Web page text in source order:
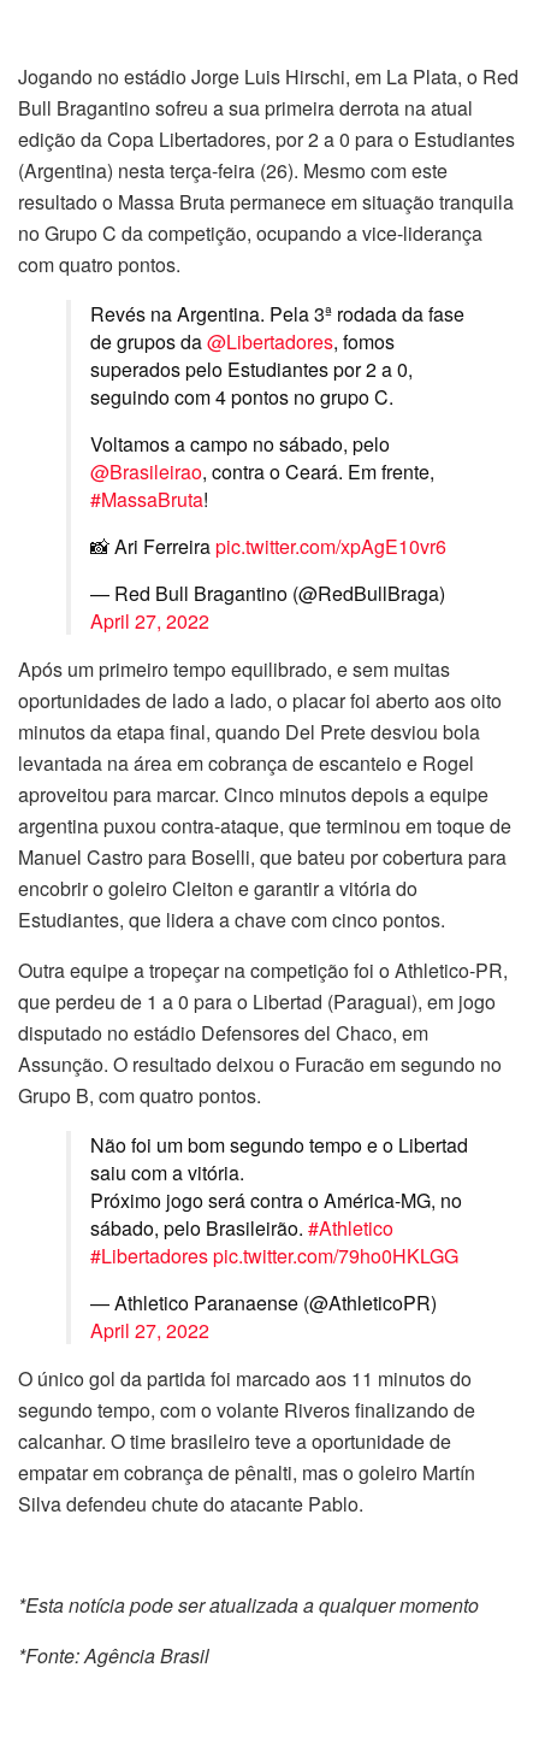
Jogando no estádio Jorge Luis Hirschi, em La Plata, o Red
Bull Bragantino sofreu a sua primeira derrota na atual
edição da Copa Libertadores, por 2 a 0 para o Estudiantes
(Argentina) nesta terça-feira (26). Mesmo com este
resultado o Massa Bruta permanece em situação tranquila
no Grupo C da competição, ocupando a vice-liderança
com quatro pontos.
Revés na Argentina. Pela 3ª rodada da fase
de grupos da@Libertadores, fomos
superados pelo Estudiantes por 2 a 0,
seguindo com 4 pontos no grupo C.
Voltamos a campo no sábado, pelo
@Brasileirao, contra o Ceará. Em frente,
#MassaBruta!
📸 Ari Ferreirapic.twitter.com/xpAgE10vr6
— Red Bull Bragantino (@RedBullBraga)
April 27, 2022
Após um primeiro tempo equilibrado, e sem muitas
oportunidades de lado a lado, o placar foi aberto aos oito
minutos da etapa final, quando Del Prete desviou bola
levantada na área em cobrança de escanteio e Rogel
aproveitou para marcar. Cinco minutos depois a equipe
argentina puxou contra-ataque, que terminou em toque de
Manuel Castro para Boselli, que bateu por cobertura para
encobrir o goleiro Cleiton e garantir a vitória do
Estudiantes, que lidera a chave com cinco pontos.
Outra equipe a tropeçar na competição foi o Athletico-PR,
que perdeu de 1 a 0 para o Libertad (Paraguai), em jogo
disputado no estádio Defensores del Chaco, em
Assunção. O resultado deixou o Furacão em segundo no
Grupo B, com quatro pontos.
Não foi um bom segundo tempo e o Libertad
saiu com a vitória.
Próximo jogo será contra o América-MG, no
sábado, pelo Brasileirão. #Athletico
#Libertadorespic.twitter.com/79ho0HKLGG
— Athletico Paranaense (@AthleticoPR)
April 27, 2022
O único gol da partida foi marcado aos 11 minutos do
segundo tempo, com o volante Riveros finalizando de
calcanhar. O time brasileiro teve a oportunidade de
empatar em cobrança de pênalti, mas o goleiro Martín
Silva defendeu chute do atacante Pablo.
*Esta notícia pode ser atualizada a qualquer momento
*Fonte: Agência Brasil